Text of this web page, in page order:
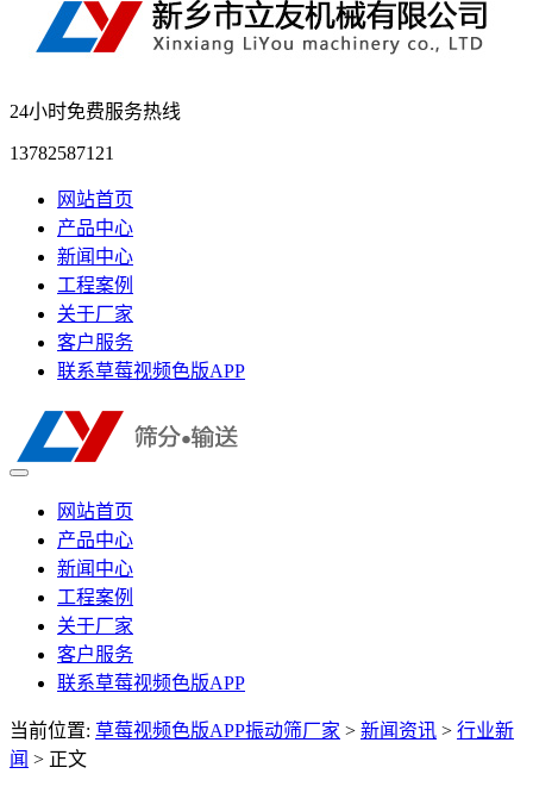
24小时免费服务热线
13782587121
网站首页
产品中心
新闻中心
工程案例
关于厂家
客户服务
联系草莓视频色版APP
网站首页
产品中心
新闻中心
工程案例
关于厂家
客户服务
联系草莓视频色版APP
当前位置: 草莓视频色版APP振动筛厂家 > 新闻资讯 > 行业新
闻 > 正文